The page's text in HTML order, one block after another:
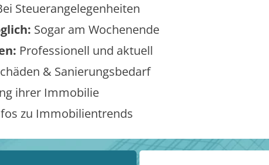
Steuerangelegenheiten
Sogar am Wochenende
Professionell und aktuell
& Sanierungsbedarf
ihrer Immobilie
zu Immobilientrends